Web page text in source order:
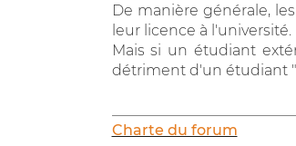
De manière générale,
leur licence à l'université.
Mais si un étudiant
détriment d'un étudiant
Charte du forum